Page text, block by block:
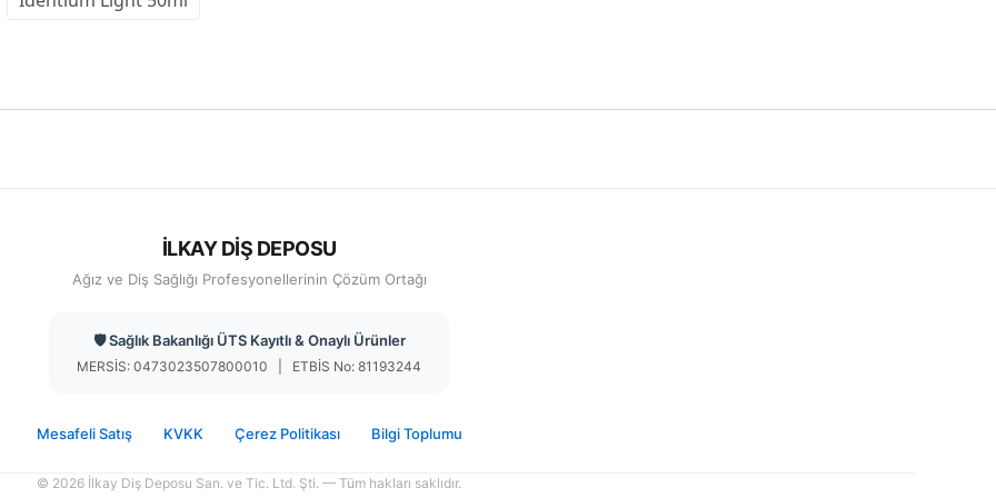
İLKAY DİŞ DEPOSU
Ağız ve Diş Sağlığı Profesyonellerinin Çözüm Ortağı
🛡️ Sağlık Bakanlığı ÜTS Kayıtlı & Onaylı Ürünler
MERSİS: 0473023507800010 | ETBİS No: 81193244
Mesafeli Satış KVKK Çerez Politikası Bilgi Toplumu
© 2026 İlkay Diş Deposu San. ve Tic. Ltd. Şti. — Tüm hakları saklıdır.